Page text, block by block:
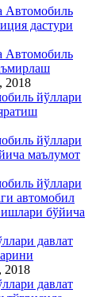
Автомобиль
дастури
Автомобиль
2018
йўллари
йўллари
маълумот
йўллари
автомобил
бўйича
давлат
2018
давлат